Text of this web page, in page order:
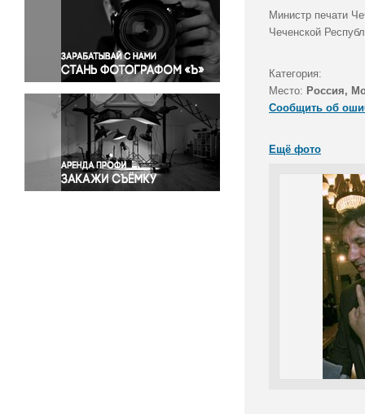
Политика
Правосудие
Происшествия и конфликты
Религия
Светская жизнь
Спорт
Экология
Экономика и бизнес
Министр печати
Чеченской
Категория:
Место: Россия,
Сообщить об
Ещё фото